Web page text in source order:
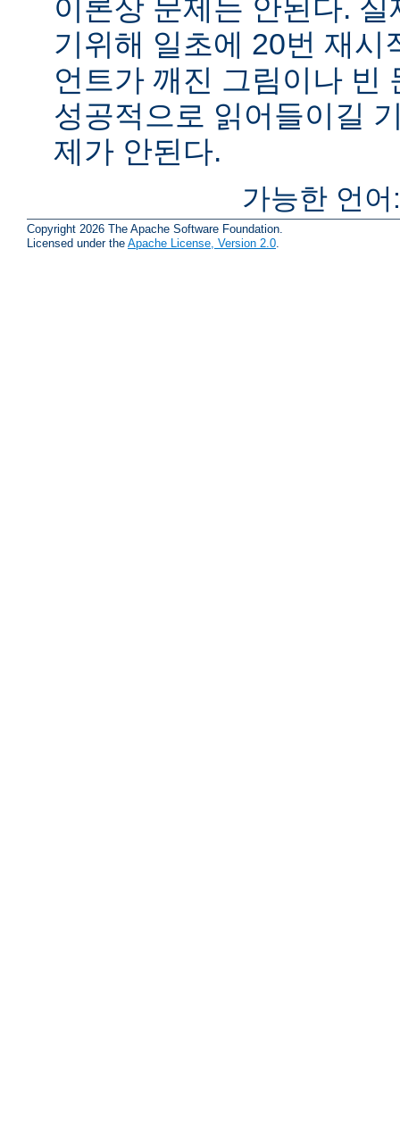
이론상 문제는 안된다.
기위해 일초에 20번 재시
언트가 깨진 그림이나 빈
성공적으로 읽어들이길
제가 안된다.
가능한 언
Copyright 2026 The Apache Software Foundation.
Licensed under the Apache License, Version 2.0